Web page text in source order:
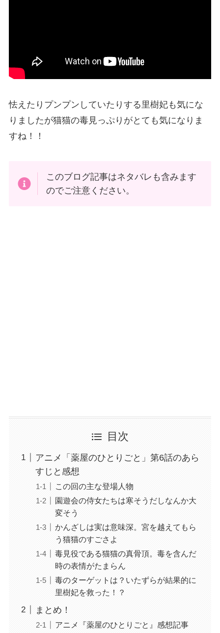
怯えたりプンプンしていたりする里樹妃も気にな
りましたが猫猫の毒見っぷりがとても気になりま
すね！！
このブログ記事はネタバレも含みます
のでご注意ください。
目次
アニメ「薬屋のひとりごと」第6話のあら
すじと感想
この回の主な登場人物
園遊会の侍女たちは寒そうだしなんか大
変そう
かんざしは実は意味深。宮を越えてもら
う猫猫のすごさよ
毒見役である猫猫の真骨頂。毒を含んだ
時の表情がたまらん
毒のターゲットは？いたずらが結果的に
里樹妃を救った！？
まとめ！
アニメ『薬屋のひとりごと』感想記事